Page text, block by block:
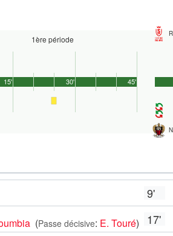
1ère période
45'
15' 30'
9'
(Passe décisive: E. Touré)
17'